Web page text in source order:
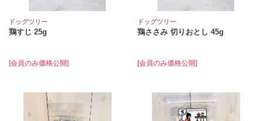
ドッグツリー
鶏すじ 25g
[会員のみ価格公開]
ドッグツリー
鶏ささみ 切りおとし 45g
[会員のみ価格公開]